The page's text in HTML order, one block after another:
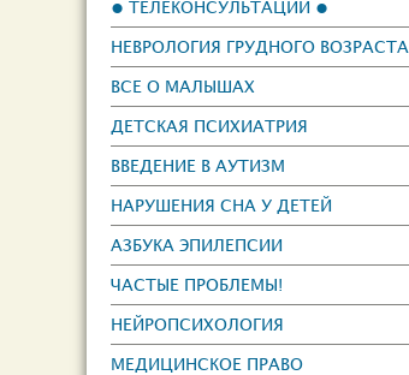
● ТЕЛЕКОНСУЛЬТАЦИИ ●
НЕВРОЛОГИЯ ГРУДНОГО ВОЗРАСТА
ВСЕ О МАЛЫШАХ
ДЕТСКАЯ ПСИХИАТРИЯ
ВВЕДЕНИЕ В АУТИЗМ
НАРУШЕНИЯ СНА У ДЕТЕЙ
АЗБУКА ЭПИЛЕПСИИ
ЧАСТЫЕ ПРОБЛЕМЫ!
НЕЙРОПСИХОЛОГИЯ
МЕДИЦИНСКОЕ ПРАВО